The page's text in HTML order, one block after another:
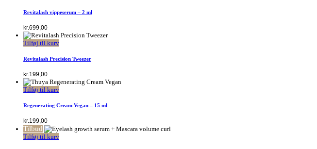
Revitalash vippeserum – 2 ml
kr.699,00
Tilføj til kurv
Revitalash Precision Tweezer
kr.199,00
Tilføj til kurv
Regenerating Cream Vegan – 15 ml
kr.199,00
Tilbud
Tilføj til kurv